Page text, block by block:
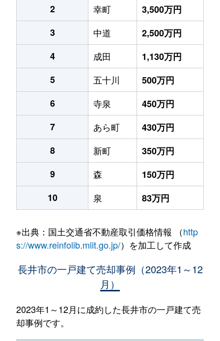
2
幸町
3,500万円
3
中道
2,500万円
4
成田
1,130万円
5
五十川
500万円
6
寺泉
450万円
7
あら町
430万円
8
新町
350万円
9
森
150万円
10
泉 83万円
※出典：国土交通省不動産取引価格情報 （http
s://www.reinfolib.mlit.go.jp/）を加工して作成
長井市の一戸建て売却事例（2023年1～12
月）
2023年1～12月に成約した長井市の一戸建て売
却事例です。